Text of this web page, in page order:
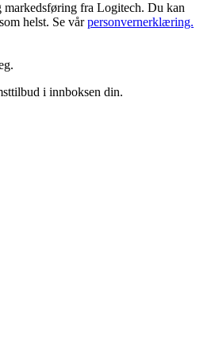
markedsføring fra Logitech. Du kan
helst. Se vårpersonvernerklæring.
i innboksen din.